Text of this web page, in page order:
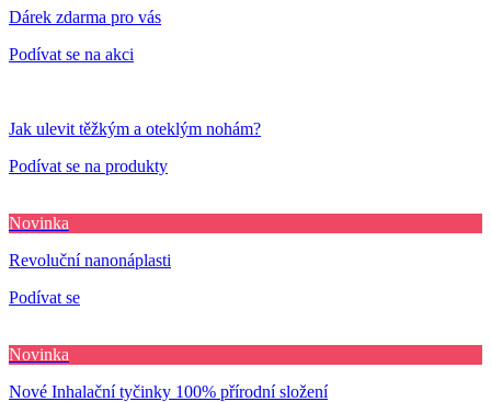
Dárek zdarma pro vás
Podívat se na akci
Jak ulevit těžkým a oteklým nohám?
Podívat se na produkty
Novinka
Revoluční nanonáplasti
Podívat se
Novinka
Nové Inhalační tyčinky 100% přírodní složení